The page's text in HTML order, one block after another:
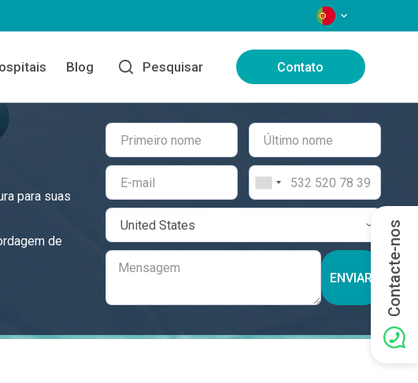
IDIOMAS
Blog Pesquisar Contato
para suas
de
ENVIAR Contacte-nos